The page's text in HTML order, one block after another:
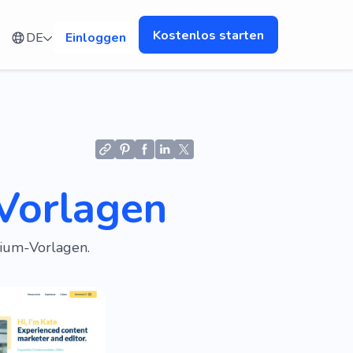
DE Einloggen Kostenlos starten
Vorlagen.